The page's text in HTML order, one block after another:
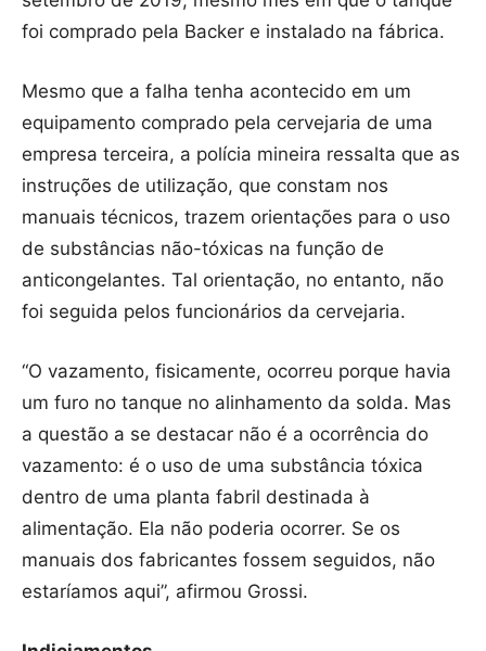
foi comprado pela Backer e instalado na fábrica.
Mesmo que a falha tenha acontecido em um
equipamento comprado pela cervejaria de uma
empresa terceira, a polícia mineira ressalta que as
instruções de utilização, que constam nos
manuais técnicos, trazem orientações para o uso
de substâncias não-tóxicas na função de
anticongelantes. Tal orientação, no entanto, não
foi seguida pelos funcionários da cervejaria.
“O vazamento, fisicamente, ocorreu porque havia
um furo no tanque no alinhamento da solda. Mas
a questão a se destacar não é a ocorrência do
vazamento: é o uso de uma substância tóxica
dentro de uma planta fabril destinada à
alimentação. Ela não poderia ocorrer. Se os
manuais dos fabricantes fossem seguidos, não
estaríamos aqui”, afirmou Grossi.